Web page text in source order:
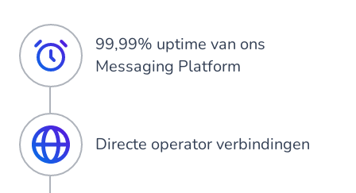
99,99% uptime van ons
Messaging Platform
Directe operator verbindingen